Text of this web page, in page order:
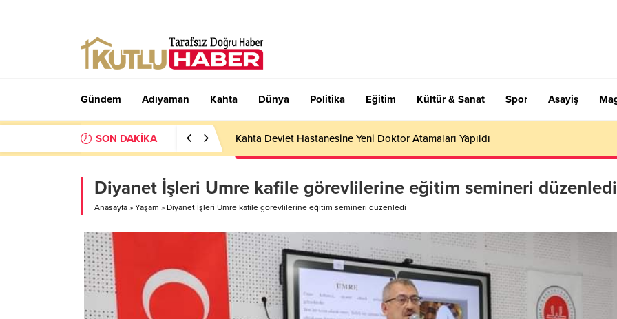
Gündem Adıyaman Kahta Dünya Politika Eğitim Kültür & Sanat Spor Asayiş
SON DAKİKA Kahta Devlet Hastanesine Yeni Doktor Atamaları Yapıldı
Diyanet İşleri Umre kafile görevlilerine eğitim semineri düzenledi
Anasayfa » Yaşam » Diyanet İşleri Umre kafile görevlilerine eğitim semineri düzenledi